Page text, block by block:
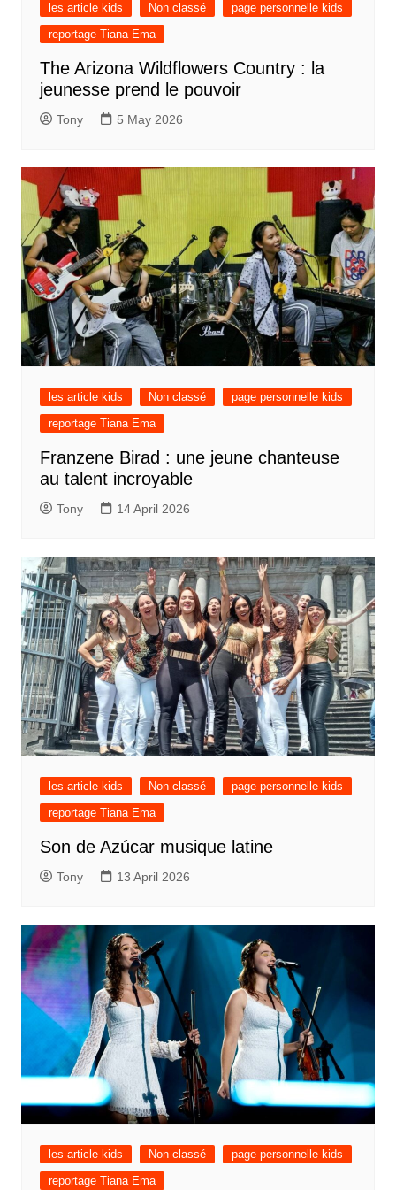
les article kids Non classé
page personnelle kids
reportage Tiana Ema
The Arizona Wildflowers Country : la
jeunesse prend le pouvoir
Tony 5 May 2026
les article kids Non classé
page personnelle kids
reportage Tiana Ema
Franzene Birad : une jeune chanteuse
au talent incroyable
Tony 14 April 2026
les article kids Non classé
page personnelle kids
reportage Tiana Ema
Son de Azúcar musique latine
Tony 13 April 2026
les article kids Non classé
page personnelle kids
reportage Tiana Ema